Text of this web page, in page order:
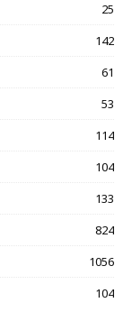
25
142
61
53
114
104
133
824
1056
104